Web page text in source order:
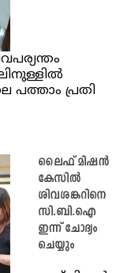
പത്താം പ്രതി
ലൈഫ് മിഷന്‍
കേസില്‍
ശിവശങ്കറിനെ
സി.ബി.ഐ
ഇന്ന് ചോദ്യം
ചെയ്യും